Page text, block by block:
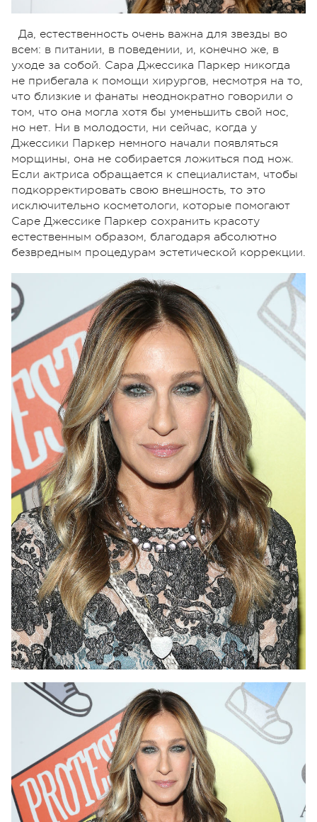
Да, естественность очень важна для звезды во
всем: в питании, в поведении, и, конечно же, в
уходе за собой. Сара Джессика Паркер никогда
не прибегала к помощи хирургов, несмотря на то,
что близкие и фанаты неоднократно говорили о
том, что она могла хотя бы уменьшить свой нос,
но нет. Ни в молодости, ни сейчас, когда у
Джессики Паркер немного начали появляться
морщины, она не собирается ложиться под нож.
Если актриса обращается к специалистам, чтобы
подкорректировать свою внешность, то это
исключительно косметологи, которые помогают
Саре Джессике Паркер сохранить красоту
естественным образом, благодаря абсолютно
безвредным процедурам эстетической коррекции.